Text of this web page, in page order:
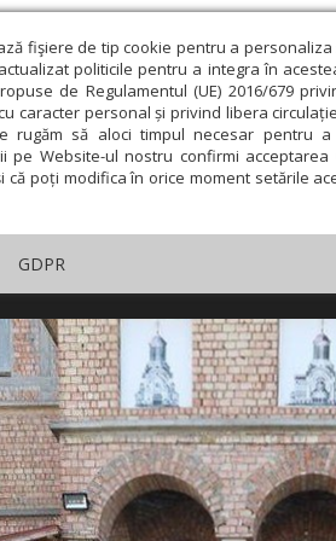
fişiere de tip cookie pentru a
politicile pentru a integra în
de Regulamentul (UE) 2016/679
caracter personal și privind libera
rugăm să aloci timpul necesar pentru
pe Website-ul nostru confirmi
că poți modifica în orice moment setările
GDPR